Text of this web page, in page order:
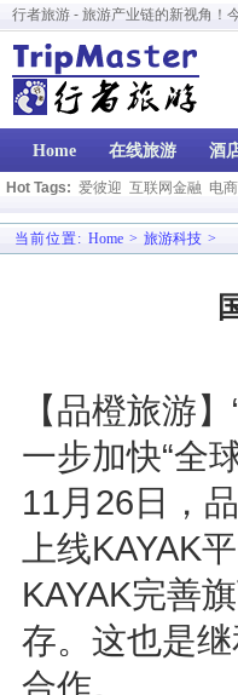
行者旅游 - 旅游产业链的新视角！
Home 在线旅游 酒
Hot Tags: 爱彼迎 互联网金融 电
当前位置: Home > 旅游科技 >
【品橙旅游
一步加快“全
11月26日，
上线KAYAK
KAYAK完善
存。这也是
合作。